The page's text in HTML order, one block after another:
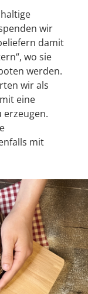
wir
damit
wo sie
werden.
wir als
eine
erzeugen.
mit